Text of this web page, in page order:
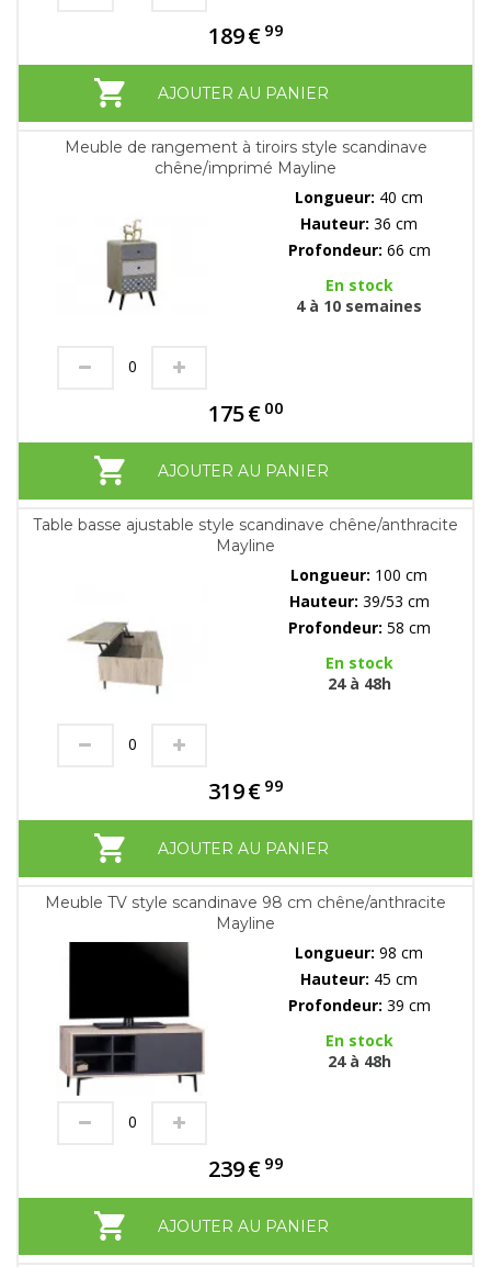
189€ 99
AJOUTER AU PANIER
Meuble de rangement à tiroirs style scandinave
chêne/imprimé Mayline
Longueur: 40 cm
Hauteur: 36 cm
Profondeur: 66 cm
En stock
4 à 10 semaines
175€ 00
AJOUTER AU PANIER
Table basse ajustable style scandinave chêne/anthracite
Mayline
Longueur: 100 cm
Hauteur: 39/53 cm
Profondeur: 58 cm
En stock
24 à 48h
319€ 99
AJOUTER AU PANIER
Meuble TV style scandinave 98 cm chêne/anthracite
Mayline
Longueur: 98 cm
Hauteur: 45 cm
Profondeur: 39 cm
En stock
24 à 48h
239€ 99
AJOUTER AU PANIER